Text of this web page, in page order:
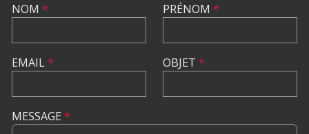
NOM *
EMAIL*
PRÉNOM *
OBJET *
MESSAGE *